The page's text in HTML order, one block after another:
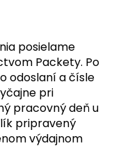
posielame
Packety. Po
odoslaní a čísle
pri
pracovný deň u
pripravený
výdajnom